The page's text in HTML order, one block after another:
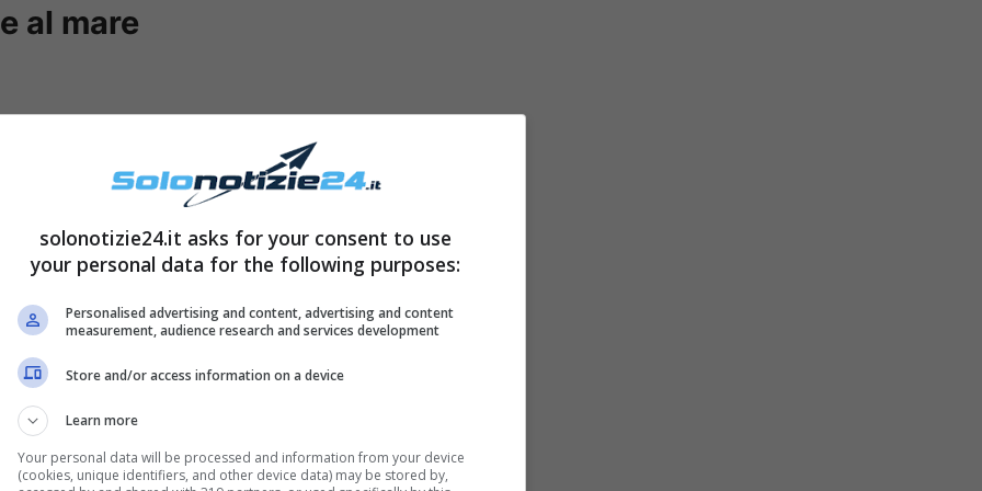
al mare
che gira su internet è stata immortalata in
su una bellissima imbarcazione
La sua bellezza si fonde perfettamente
vita a uno scatto semplicemente
solonotizie24.it asks for your consent to use
your personal data for the following purposes:
Personalised advertising and content, advertising and content
measurement, audience research and services development
Store and/or access information on a device
Learn more
Your personal data will be processed and information from your device
(cookies, unique identifiers, and other device data) may be stored by,